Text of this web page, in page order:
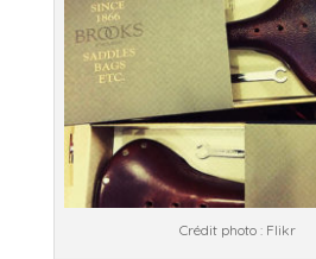
Crédit photo : Flikr